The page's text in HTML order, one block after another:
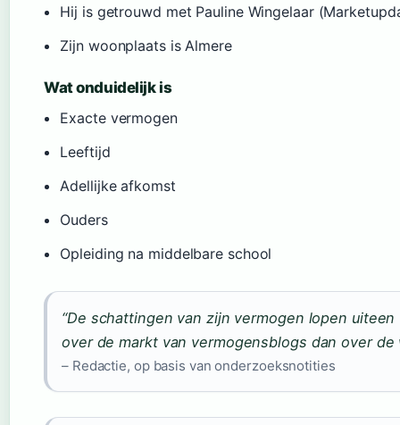
Hij is getrouwd met Pauline Wingelaar
Zijn woonplaats is Almere
Wat onduidelijk is
Exacte vermogen
Leeftijd
Adellijke afkomst
Ouders
Opleiding na middelbare school
“De schattingen van zijn vermogen lopen
over de markt van vermogensblogs dan over de
– Redactie, op basis van onderzoeksnotities